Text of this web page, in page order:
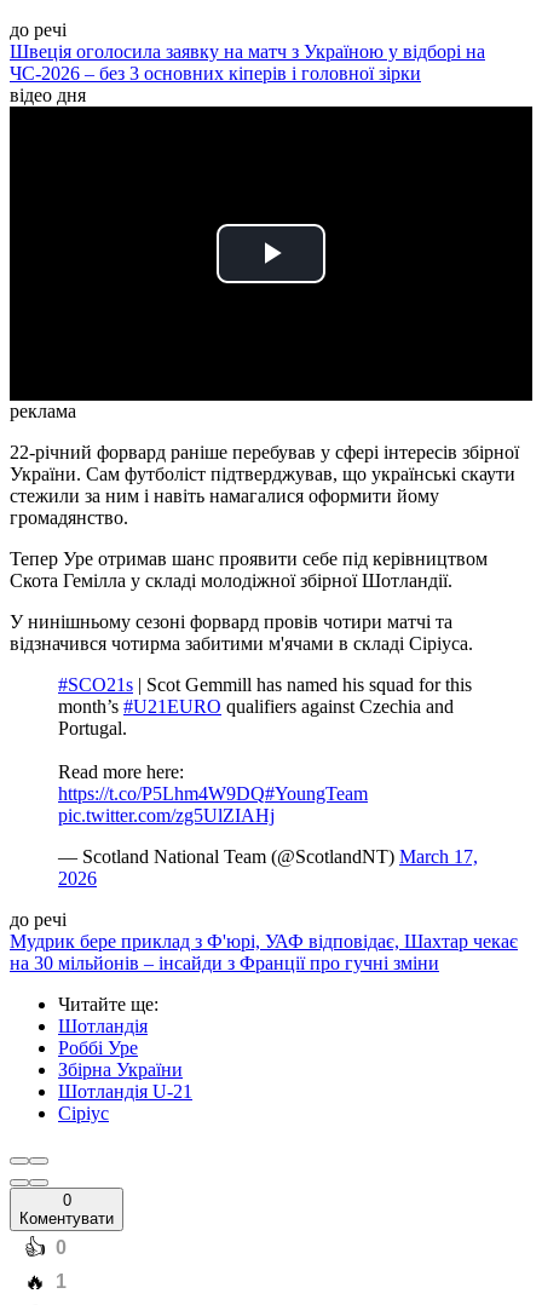
до речі
Швеція оголосила заявку на матч з Україною у відборі на
ЧС-2026 – без 3 основних кіперів і головної зірки
відео дня
Play
реклама
22-річний форвард раніше перебував у сфері інтересів збірної
України. Сам футболіст підтверджував, що українські скаути
стежили за ним і навіть намагалися оформити йому
громадянство.
Тепер Уре отримав шанс проявити себе під керівництвом
Скота Гемілла у складі молодіжної збірної Шотландії.
У нинішньому сезоні форвард провів чотири матчі та
відзначився чотирма забитими м'ячами в складі Сіріуса.
#SCO21s | Scot Gemmill has named his squad for this
month’s #U21EURO qualifiers against Czechia and
Portugal.
Read more here:
https://t.co/P5Lhm4W9DQ#YoungTeam
pic.twitter.com/zg5UlZIAHj
— Scotland National Team (@ScotlandNT) March 17,
2026
до речі
Мудрик бере приклад з Ф'юрі, УАФ відповідає, Шахтар чекає
на 30 мільйонів – інсайди з Франції про гучні зміни
Читайте ще:
Шотландія
Роббі Уре
Збірна України
Шотландія U-21
Сіріус
0
Коментувати
️👍 0
️🔥 1